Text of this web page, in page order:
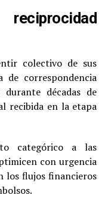
colectivo de sus
de correspondencia
décadas de
recibida en la etapa
categórico a las
con urgencia
los flujos financieros